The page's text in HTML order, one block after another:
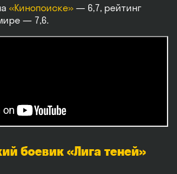
«Кинопоиске» — 6,7, рейтинг
— 7,6.
боевик «Лига теней»